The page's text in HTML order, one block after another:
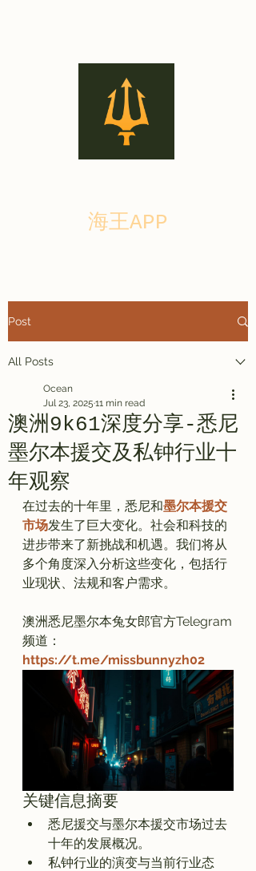
海王APP
Post
All Posts
澳洲9k61深度分享-悉尼
墨尔本援交及私钟行业十
年观察
Ocean
Jul 23, 2025 11 min read
在过去的十年里，悉尼和墨尔本援交
市场发生了巨大变化。社会和科技的
进步带来了新挑战和机遇。我们将从
多个角度深入分析这些变化，包括行
业现状、法规和客户需求。
澳洲悉尼墨尔本兔女郎官方Telegram
频道：
https://t.me/missbunnyzh02
关键信息摘要
悉尼援交与墨尔本援交市场过去
十年的发展概况。
私钟行业的演变与当前行业态